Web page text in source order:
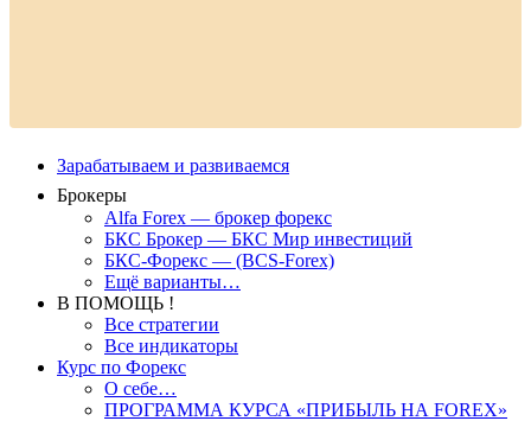
Зарабатываем и развиваемся
Брокеры
Alfa Forex — брокер форекс
БКС Брокер — БКС Мир инвестиций
БКС-Форекс — (BCS-Forex)
Ещё варианты…
В ПОМОЩЬ !
Все стратегии
Все индикаторы
Курс по Форекс
О себе…
ПРОГРАММА КУРСА «ПРИБЫЛЬ НА FOREX»